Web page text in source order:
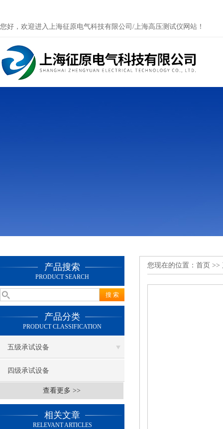
您好，欢迎进入上海征原电气科技有限公司/上海高压测试仪网站！
产品搜索
PRODUCT SEARCH
产品分类
PRODUCT CLASSIFICATION
五级承试设备
四级承试设备
查看更多 >>
相关文章
RELEVANT ARTICLES
您现在的位置： 首页 >>